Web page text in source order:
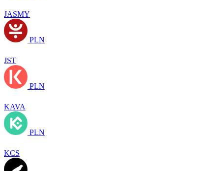
JASMY
PLN
JST
PLN
KAVA
PLN
KCS